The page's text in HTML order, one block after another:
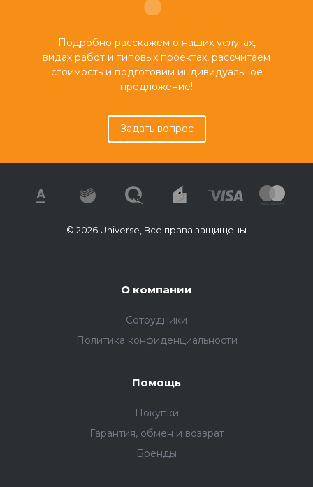
Подробно расскажем о наших услугах,
видах работ и типовых проектах, рассчитаем
стоимость и подготовим индивидуальное
предложение!
Задать вопрос
© 2026 Universe, Все права защищены
О компании
Сотрудники
Политика конфиденциальности
Помощь
Покупки
Гарантия, обмен и возврат
Бренды